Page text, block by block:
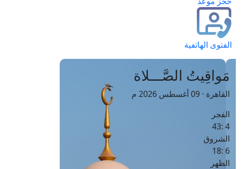
الفتوى الهاتفية
مَواقِيتُ الصَّـــلاة
القاهرة · 09 أغسطس 2026 م
الفجر
4 :43
الشروق
6 :18
الظهر